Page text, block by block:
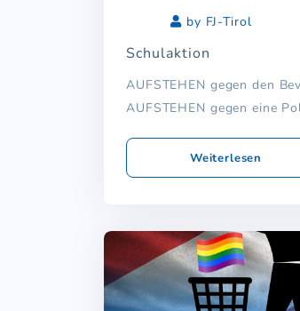
by FJ-Tirol
Schulaktion
AUFSTEHEN gegen den
AUFSTEHEN gegen eine
Weiterlesen